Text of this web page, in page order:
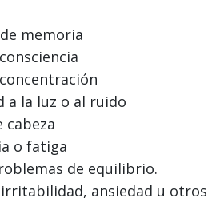
memoria
a la luz o al ruido
cabeza
o fatiga
de equilibrio.
ansiedad u otros